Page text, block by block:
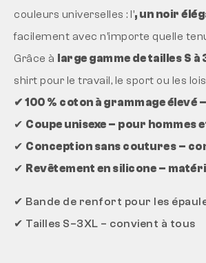
couleurs universelles : l’, un noir
facilement avec n’importe quelle
Grâce à
large gamme de tailles S à
shirt pour le travail, le sport ou les
✔ 100 % coton à grammage élevé
✔ Coupe unisexe – pour hommes
✔ Conception sans coutures –
✔ Revêtement en silicone –
✔ Bande de renfort pour les
✔ Tailles S–3XL – convient à tous